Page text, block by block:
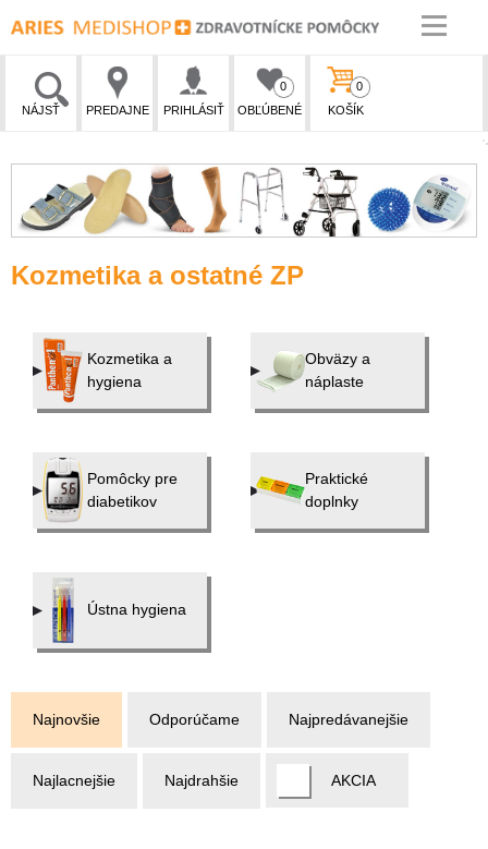
NÁJSŤ PREDAJNE PRIHLÁSIŤ OBĽÚBENÉ
0
KOŠÍK
0
Kozmetika a ostatné ZP
Kozmetika a
hygiena
Obväzy a
náplaste
Pomôcky pre
diabetikov
Praktické
doplnky
Ústna hygiena
Najnovšie Odporúčame Najpredávanejšie
Najlacnejšie Najdrahšie AKCIA